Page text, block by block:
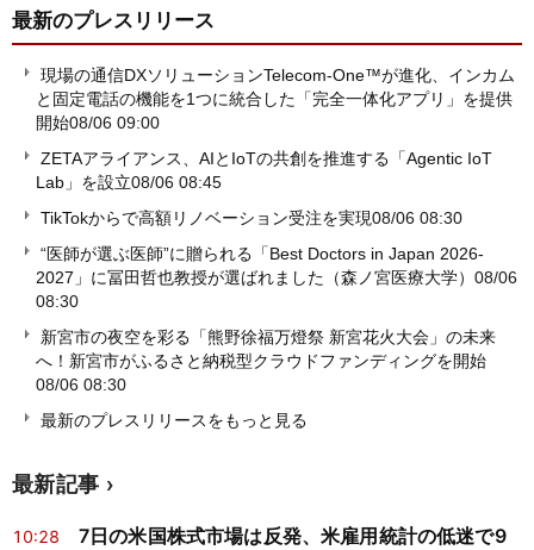
最新のプレスリリース
現場の通信DXソリューションTelecom-One™が進化、インカム
と固定電話の機能を1つに統合した「完全一体化アプリ」を提供
開始08/06 09:00
ZETAアライアンス、AIとIoTの共創を推進する「Agentic IoT
Lab」を設立08/06 08:45
TikTokからで高額リノベーション受注を実現08/06 08:30
“医師が選ぶ医師”に贈られる「Best Doctors in Japan 2026-
2027」に冨田哲也教授が選ばれました（森ノ宮医療大学） 08/06
08:30
新宮市の夜空を彩る「熊野徐福万燈祭 新宮花火大会」の未来
へ！新宮市がふるさと納税型クラウドファンディングを開始
08/06 08:30
最新のプレスリリースをもっと見る
最新記事
10:28
7日の米国株式市場は反発、米雇用統計の低迷で9